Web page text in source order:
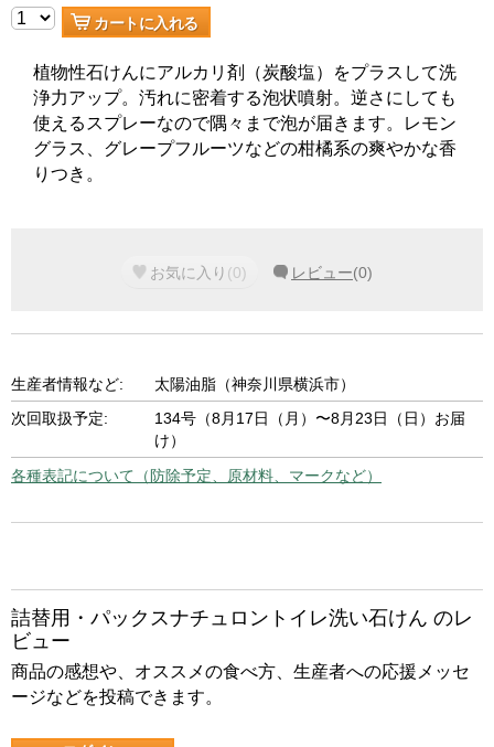
カートに入れる
植物性石けんにアルカリ剤（炭酸塩）をプラスして洗
浄力アップ。汚れに密着する泡状噴射。逆さにしても
使えるスプレーなので隅々まで泡が届きます。レモン
グラス、グレープフルーツなどの柑橘系の爽やかな香
りつき。
お気に入り (0) レビュー(0)
生産者情報など:
太陽油脂（神奈川県横浜市）
次回取扱予定:
134号（8月17日（月）〜8月23日（日）お届
け）
各種表記について（防除予定、原材料、マークなど）
詰替用・パックスナチュロントイレ洗い石けん のレ
ビュー
商品の感想や、オススメの食べ方、生産者への応援メッセ
ージなどを投稿できます。